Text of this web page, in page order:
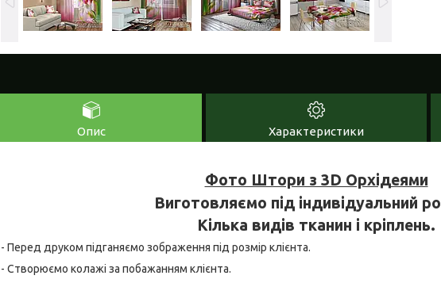
Опис Характеристики
Фото Штори з 3D Орхідеями
Виготовляємо під індивідуальний
Кілька видів тканин і кріплень.
- Перед друком підганяємо зображення під розмір клієнта.
- Створюємо колажі за побажанням клієнта.